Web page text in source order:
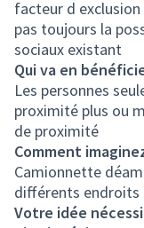
facteur d exclusion
pas toujours la
sociaux existant
Qui va en
Les personnes
proximité plus ou
de proximité
Comment
Camionnette
différents endroits
Votre idée